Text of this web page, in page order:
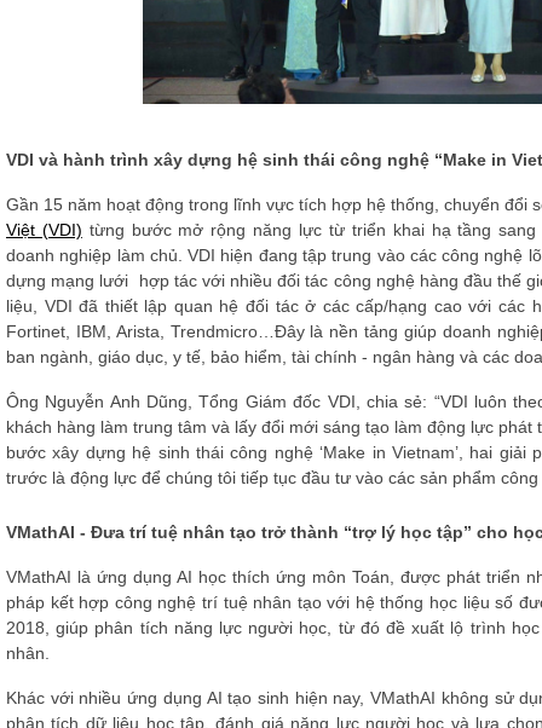
VDI và hành trình xây dựng hệ sinh thái công nghệ “Make in
Gần 15 năm hoạt động trong lĩnh vực tích hợp hệ thống, chuyển đổi
Việt (VDI) từng bước mở rộng năng lực từ triển khai hạ tầng
doanh nghiệp làm chủ. VDI hiện đang tập trung vào các công nghệ
dựng mạng lưới hợp tác với nhiều đối tác công nghệ hàng đầu thế
liệu, VDI đã thiết lập quan hệ đối tác ở các cấp/hạng cao với các
Fortinet, IBM, Arista, Trendmicro…Đây là nền tảng giúp doanh
ban ngành, giáo dục, y tế, bảo hiểm, tài chính - ngân hàng và các
Ông Nguyễn Anh Dũng, Tổng Giám đốc VDI, chia sẻ: “VDI luôn
khách hàng làm trung tâm và lấy đổi mới sáng tạo làm động lực
bước xây dựng hệ sinh thái công nghệ ‘Make in Vietnam’, hai
trước là động lực để chúng tôi tiếp tục đầu tư vào các sản phẩm
VMathAI - Đưa trí tuệ nhân tạo trở thành “trợ lý học tập” cho
VMathAI là ứng dụng AI học thích ứng môn Toán, được phát triển
pháp kết hợp công nghệ trí tuệ nhân tạo với hệ thống học liệu số
2018, giúp phân tích năng lực người học, từ đó đề xuất lộ trình
nhân.
Khác với nhiều ứng dụng AI tạo sinh hiện nay, VMathAI không sử
phân tích dữ liệu học tập, đánh giá năng lực người học và lựa